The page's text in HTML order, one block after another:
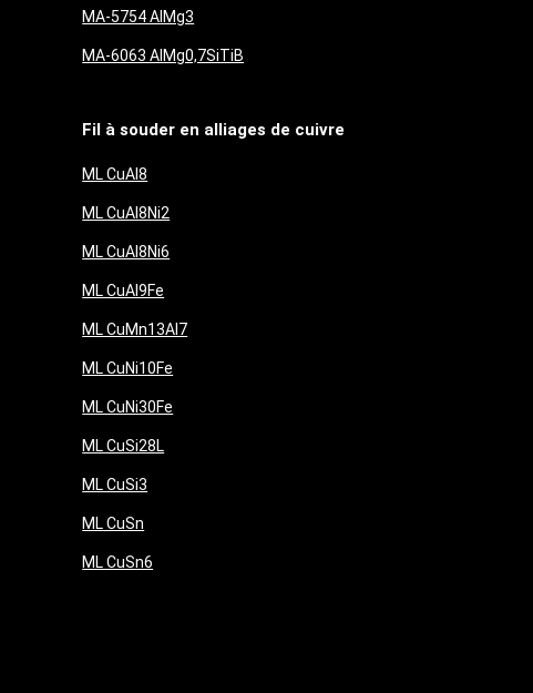
MA-5754 AlMg3
MA-6063 AlMg0,7SiTiB
Fil à souder en alliages de cuivre
ML CuAl8
ML CuAl8Ni2
ML CuAl8Ni6
ML CuAl9Fe
ML CuMn13Al7
ML CuNi10Fe
ML CuNi30Fe
ML CuSi28L
ML CuSi3
ML CuSn
ML CuSn6